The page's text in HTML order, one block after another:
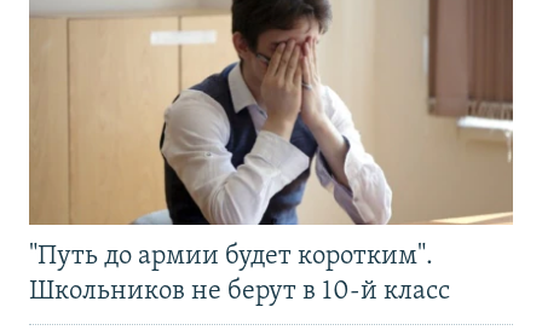
"Путь до армии будет коротким".
Школьников не берут в 10-й класс